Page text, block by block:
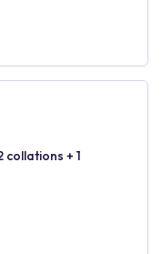
collations + 1